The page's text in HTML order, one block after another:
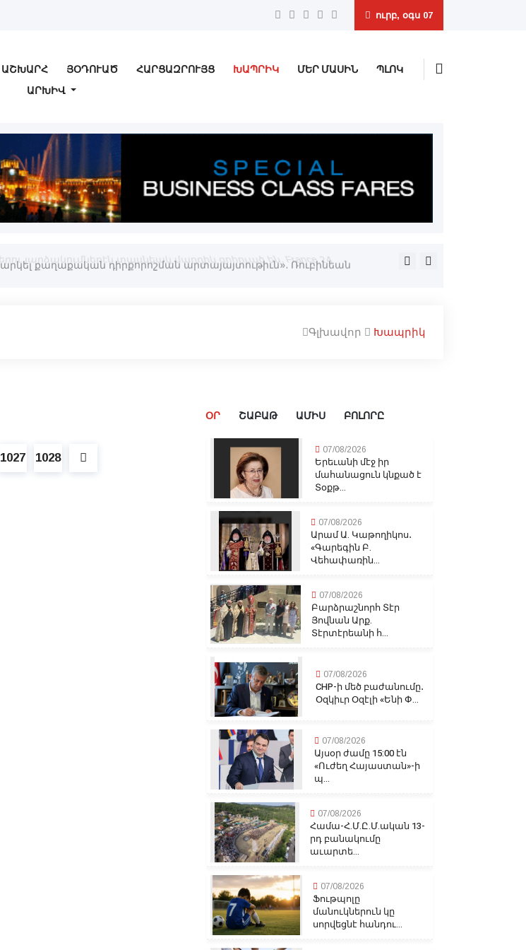
ուրբ, օգս 07
ԱՇԽԱՐՀ ՅՕԴՈՒԱԾ ՀԱՐՑԱԶՐՈՒՅՑ ԽԱՊՐԻԿ ՄԵՐ ՄԱՍԻՆ
ՊԼՈԿ
ԱՐԽԻՎ
քաղաքական դիրքորոշման արտայայտութիւն». Ռուբինեան
յարձակումներէն տասնեակ մարդիկ զոհուած են. France 24 «Մարիոթ»-ը ջնջեց դէպի
Գլխավոր Խապրիկ
1027 1028
ՕՐ ՇԱԲԱԹ ԱՄԻՍ ԲՈԼՈՐԸ
07/08/2026
Երեւանի մէջ իր
մահանացուն կնքած է
Տօքթ...
07/08/2026
Արամ Ա. Կաթողիկոս․
«Գարեգին Բ.
Վեհափառին...
07/08/2026
Բարձրաշնորհ Տէր
Յովնան Արք.
Տէրտէրեանի հ...
07/08/2026
CHP-ի մեծ բաժանումը․
Օզկիւր Օզէլի «Ենի Փ...
07/08/2026
Այսօր ժամը 15:00 էն
«Ուժեղ Հայաստան»-ի
պ...
07/08/2026
Համա-Հ.Մ.Ը.Մ.ական 13-
րդ բանակումը
աւարտե...
07/08/2026
Ֆութպոլը
մանուկներուն կը
սորվեցնէ հանդու...